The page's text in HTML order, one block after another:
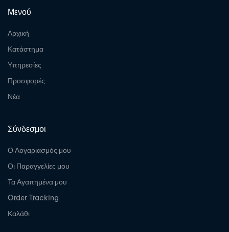
Μενού
Αρχική
Κατάστημα
Υπηρεσίες
Προσφορές
Νέα
Σύνδεσμοι
Ο Λογαριασμός μου
Οι Παραγγελίες μου
Τα Αγαπημένα μου
Order Tracking
Καλάθι